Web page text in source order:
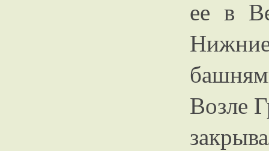
ее в
Возле